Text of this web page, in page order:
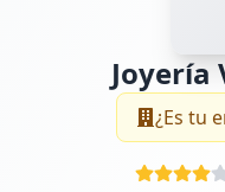
Joyería
¿Es tu